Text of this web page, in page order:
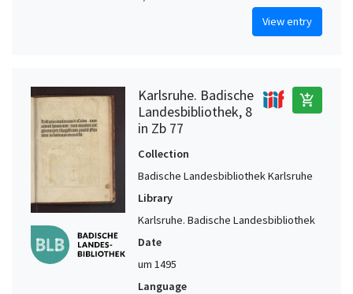
View entry
Karlsruhe. Badische
Landesbibliothek, 8
in Zb 77
add_shopping_cart
Collection
Badische Landesbibliothek Karlsruhe
Library
Karlsruhe. Badische Landesbibliothek
Date
um 1495
Language